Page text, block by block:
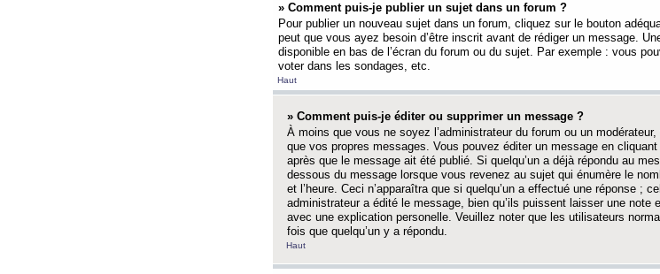
» Comment puis-je publier un sujet dans un forum ?
Pour publier un nouveau sujet dans un forum, cliquez sur le bouton
peut que vous ayez besoin d’être inscrit avant de rédiger un message.
disponible en bas de l’écran du forum ou du sujet. Par exemple : vous
voter dans les sondages, etc.
Haut
» Comment puis-je éditer ou supprimer un message ?
À moins que vous ne soyez l’administrateur du forum ou un
que vos propres messages. Vous pouvez éditer un message en
après que le message ait été publié. Si quelqu’un a déjà répondu au
dessous du message lorsque vous revenez au sujet qui énumère le
et l’heure. Ceci n’apparaîtra que si quelqu’un a effectué une réponse ;
administrateur a édité le message, bien qu’ils puissent laisser une note
avec une explication personelle. Veuillez noter que les utilisateurs
fois que quelqu’un y a répondu.
Haut